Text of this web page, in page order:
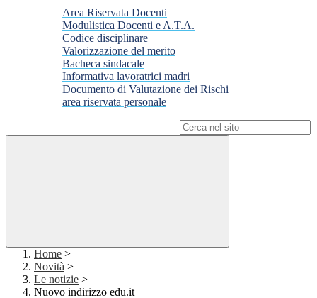
Area Riservata Docenti
Modulistica Docenti e A.T.A.
Codice disciplinare
Valorizzazione del merito
Bacheca sindacale
Informativa lavoratrici madri
Documento di Valutazione dei Rischi
area riservata personale
Home >
Novità >
Le notizie >
Nuovo indirizzo edu.it